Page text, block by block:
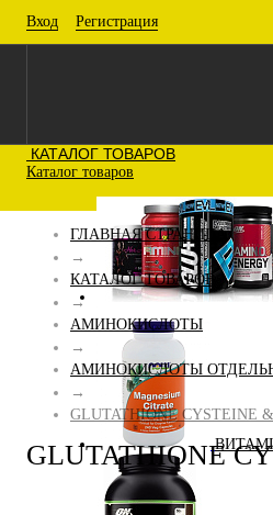
Вход Регистрация
КАТАЛОГ ТОВАРОВ
Каталог товаров
ГЛАВНАЯ СТРАНИЦА
→
КАТАЛОГ ТОВАРОВ
→
АМИНОКИСЛОТЫ
→
АМИНОКИСЛОТЫ
→
GLUTATHIONE
GLUTATHIONE